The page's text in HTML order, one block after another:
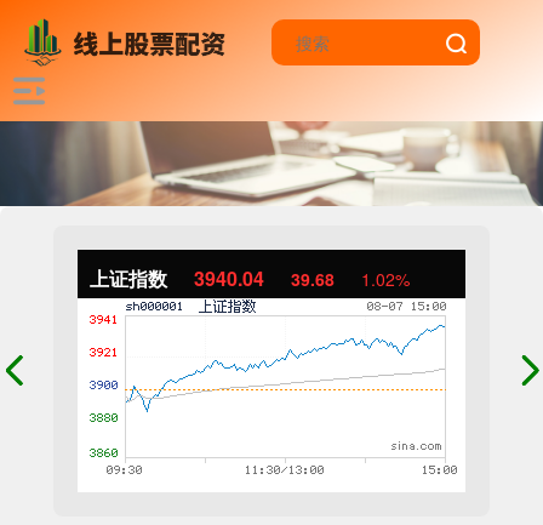
上证指数 3940.04 39.68 1.02%